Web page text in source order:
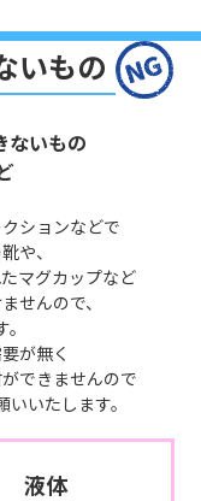
いもの
ないもの
ションなどで
や、
マグカップなど
せんので、
が無く
できませんので
いたします。
液体